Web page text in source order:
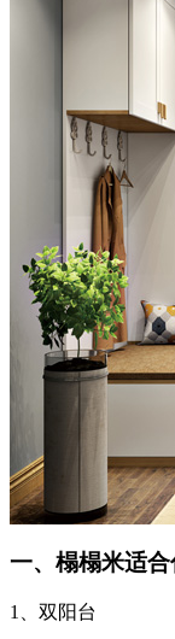
一、榻榻米适
1、双阳台